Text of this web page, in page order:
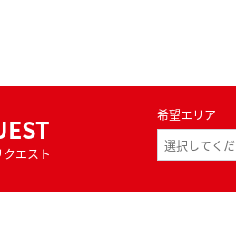
エスト
希望エリア